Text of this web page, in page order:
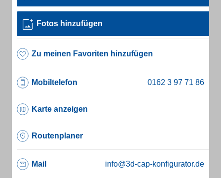
Fotos hinzufügen
Zu meinen Favoriten hinzufügen
Mobiltelefon
Karte anzeigen
Routenplaner
Mail info@3d-cap-konfigurator.de